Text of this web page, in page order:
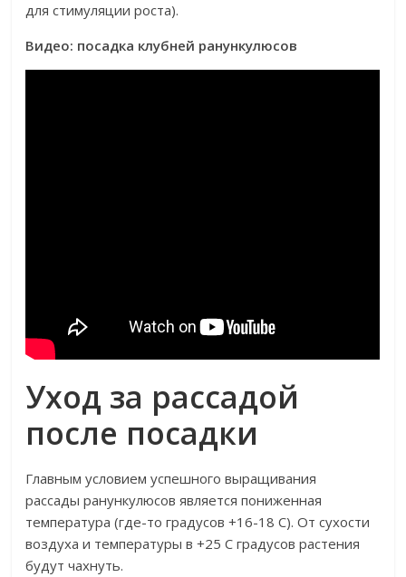
для стимуляции роста).
Видео: посадка клубней ранункулюсов
Уход за рассадой
после посадки
Главным условием успешного выращивания
рассады ранункулюсов является пониженная
температура (где-то градусов +16-18 С). От сухости
воздуха и температуры в +25 С градусов растения
будут чахнуть.